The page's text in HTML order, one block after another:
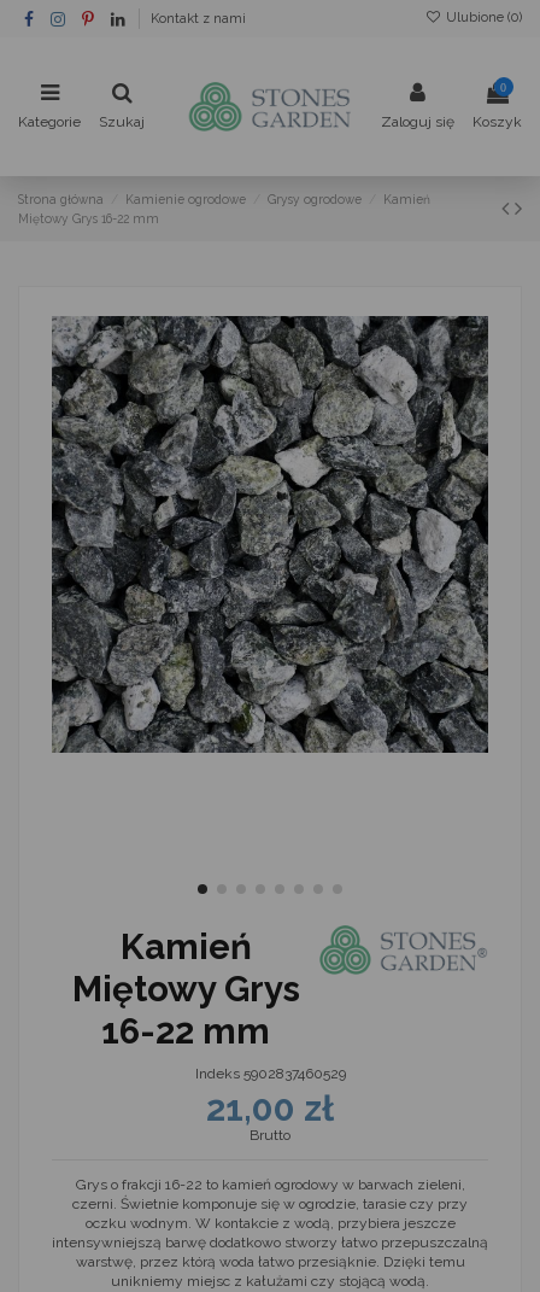
Kontakt z nami Ulubione (0)
Kategorie Szukaj Zaloguj się
0
Koszyk
Strona główna Kamienie ogrodowe Grysy ogrodowe
Kamień
Miętowy Grys 16-22 mm
Kamień
Miętowy Grys
16-22 mm
Indeks 5902837460529
21,00 zł
Brutto
Grys o frakcji 16-22 to kamień ogrodowy w barwach zieleni,
czerni. Świetnie komponuje się w ogrodzie, tarasie czy przy
oczku wodnym. W kontakcie z wodą, przybiera jeszcze
intensywniejszą barwę dodatkowo stworzy łatwo przepuszczalną
warstwę,‭ ‬przez którą woda łatwo przesiąknie.‭ Dzięki temu
unikniemy miejsc z kałużami czy stojącą wodą.